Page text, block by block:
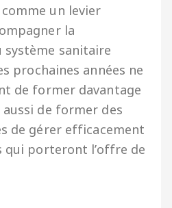
un levier
la
sanitaire
prochaines années ne
de former davantage
de former des
de gérer efficacement
qui porteront l’offre de